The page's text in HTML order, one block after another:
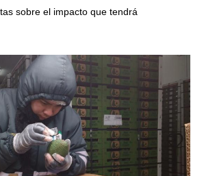
sobre el impacto que tendrá